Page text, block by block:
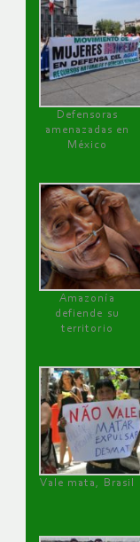
Defensoras
amenazadas en
México
Amazonía
defiende su
territorio
Vale mata, Brasil